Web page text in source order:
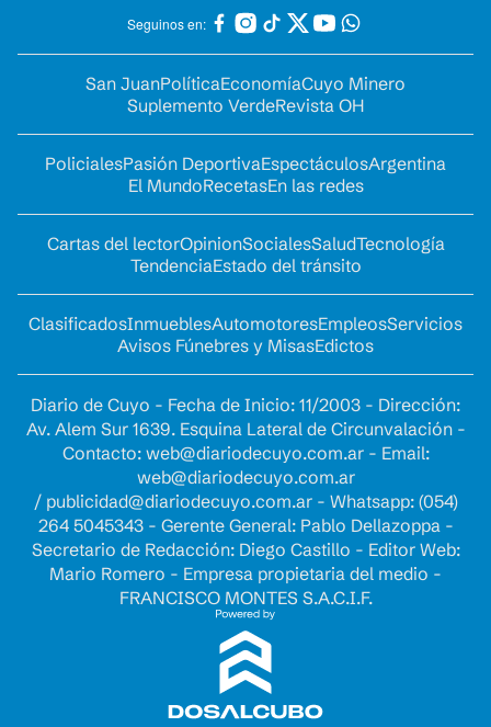
Seguinos en:
San JuanPolíticaEconomíaCuyo Minero
Suplemento VerdeRevista OH
PolicialesPasión DeportivaEspectáculosArgentina
El MundoRecetasEn las redes
Cartas del lectorOpinionSocialesSaludTecnología
TendenciaEstado del tránsito
ClasificadosInmueblesAutomotoresEmpleosServicios
Avisos Fúnebres y MisasEdictos
Diario de Cuyo - Fecha de Inicio: 11/2003 - Dirección:
Av. Alem Sur 1639. Esquina Lateral de Circunvalación -
Contacto: web@diariodecuyo.com.ar- Email:
web@diariodecuyo.com.ar
/ publicidad@diariodecuyo.com.ar- Whatsapp: (054)
264 5045343 - Gerente General: Pablo Dellazoppa -
Secretario de Redacción: Diego Castillo - Editor Web:
Mario Romero - Empresa propietaria del medio -
FRANCISCO MONTES S.A.C.I.F.